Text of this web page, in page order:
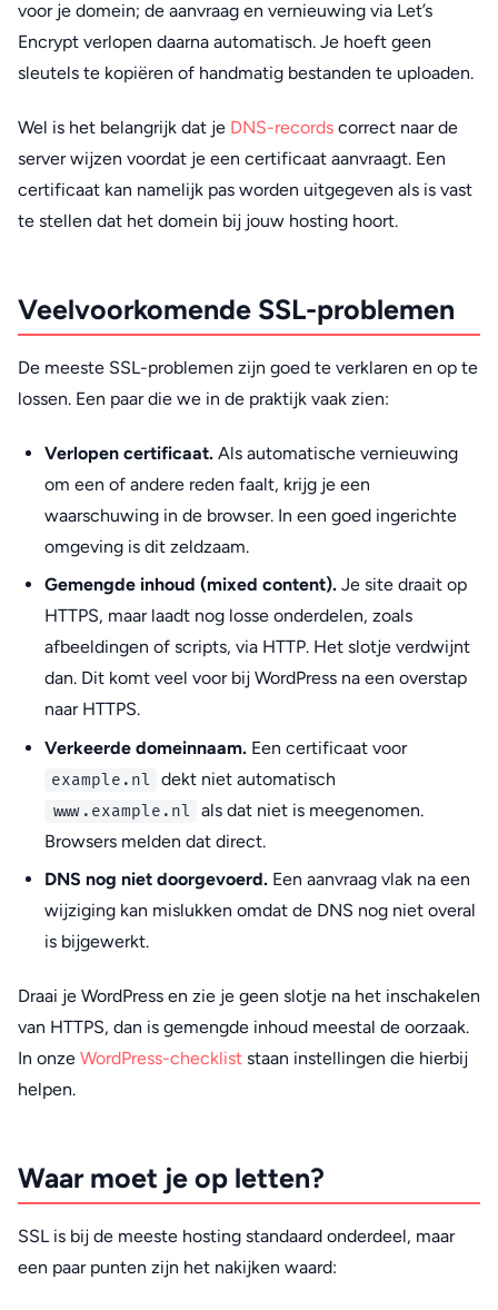
voor je domein; de aanvraag en vernieuwing via Let’s
Encrypt verlopen daarna automatisch. Je hoeft geen
sleutels te kopiëren of handmatig bestanden te uploaden.
Wel is het belangrijk dat je DNS-records correct naar de
server wijzen voordat je een certificaat aanvraagt. Een
certificaat kan namelijk pas worden uitgegeven als is vast
te stellen dat het domein bij jouw hosting hoort.
Veelvoorkomende SSL-problemen
De meeste SSL-problemen zijn goed te verklaren en op te
lossen. Een paar die we in de praktijk vaak zien:
Verlopen certificaat. Als automatische vernieuwing
om een of andere reden faalt, krijg je een
waarschuwing in de browser. In een goed ingerichte
omgeving is dit zeldzaam.
Gemengde inhoud (mixed content). Je site draait op
HTTPS, maar laadt nog losse onderdelen, zoals
afbeeldingen of scripts, via HTTP. Het slotje verdwijnt
dan. Dit komt veel voor bij WordPress na een overstap
naar HTTPS.
Verkeerde domeinnaam. Een certificaat voor
example.nl dekt niet automatisch
www.example.nl
als dat niet is meegenomen.
Browsers melden dat direct.
DNS nog niet doorgevoerd. Een aanvraag vlak na een
wijziging kan mislukken omdat de DNS nog niet overal
is bijgewerkt.
Draai je WordPress en zie je geen slotje na het inschakelen
van HTTPS, dan is gemengde inhoud meestal de oorzaak.
In onze WordPress-checklist staan instellingen die hierbij
helpen.
Waar moet je op letten?
SSL is bij de meeste hosting standaard onderdeel, maar
een paar punten zijn het nakijken waard: